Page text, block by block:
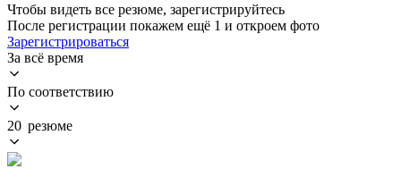
Чтобы видеть все резюме, зарегистрируйтесь
После регистрации покажем ещё 1 и откроем фото
Зарегистрироваться
За всё время
По соответствию
20 резюме